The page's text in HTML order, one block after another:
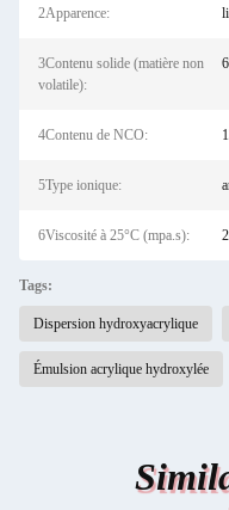
2Apparence:
3Contenu solide (matière non
volatile):
4Contenu de NCO:
5Type ionique:
6Viscosité à 25°C (mpa.s):
Tags:
Dispersion hydroxyacrylique
Émulsion acrylique hydroxylée